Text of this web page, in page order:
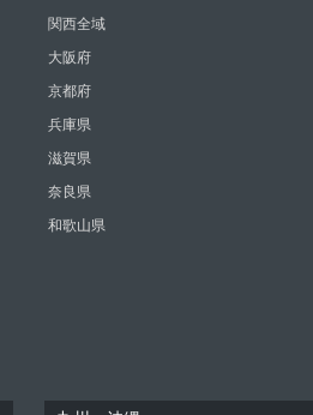
関西全域
大阪府
京都府
兵庫県
滋賀県
奈良県
和歌山県